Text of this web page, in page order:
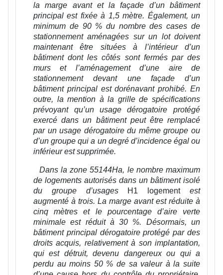
la marge avant et la façade d’un bâtiment
principal est fixée à 1,5 mètre. Également, un
minimum de 90 % du nombre des cases de
stationnement aménagées sur un lot doivent
maintenant être situées à l’intérieur d’un
bâtiment dont les côtés sont fermés par des
murs et l’aménagement d’une aire de
stationnement devant une façade d’un
bâtiment principal est dorénavant prohibé. En
outre, la mention à la grille de spécifications
prévoyant qu’un usage dérogatoire protégé
exercé dans un bâtiment peut être remplacé
par un usage dérogatoire du même groupe ou
d’un groupe qui a un degré d’incidence égal ou
inférieur est supprimée.
Dans la zone 55144Ha, le nombre maximum
de logements autorisés dans un bâtiment isolé
du groupe d’usages H1 logement est
augmenté à trois. La marge avant est réduite à
cinq mètres et le pourcentage d’aire verte
minimale est réduit à 30 %. Désormais, un
bâtiment principal dérogatoire protégé par des
droits acquis, relativement à son implantation,
qui est détruit, devenu dangereux ou qui a
perdu au moins 50 % de sa valeur à la suite